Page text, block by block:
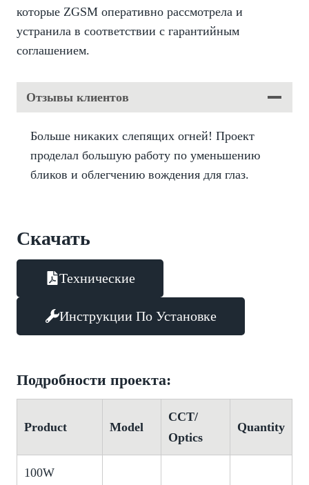
которые ZGSM оперативно рассмотрела и
устранила в соответствии с гарантийным
соглашением.
Отзывы клиентов
Больше никаких слепящих огней! Проект
проделал большую работу по уменьшению
бликов и облегчению вождения для глаз.
Скачать
Технические
Инструкции По Установке
Подробности проекта:
Product Model
CCT/
Optics
Quantity
100W